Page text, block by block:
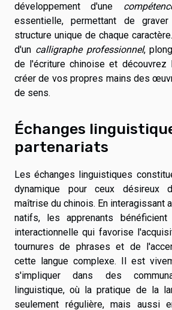
développement d'une
essentielle, permettant de
structure unique de chaque
d'un calligraphe professionnel,
de l'écriture chinoise et découvrez
créer de vos propres mains des
de sens.
Échanges
partenariats
Les échanges linguistiques
dynamique pour ceux désireux
maîtrise du chinois. En interagissant
natifs, les apprenants bénéficient
interactionnelle qui favorise
tournures de phrases et de
cette langue complexe. Il est
s'impliquer dans des
linguistique, où la pratique de la
seulement régulière, mais aussi